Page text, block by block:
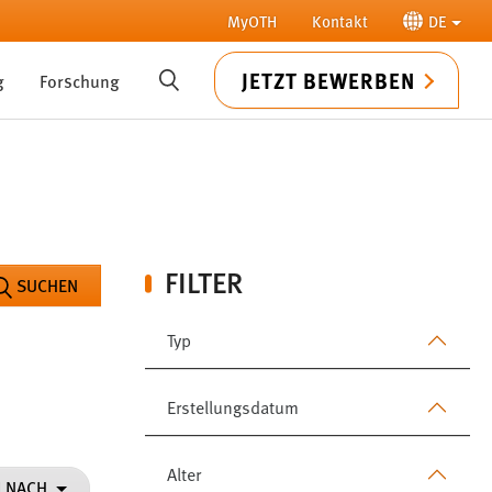
MyOTH Kontakt DE
Forschung SUCHE JETZT BEWERBEN
FILTER
Typ
Erstellungsdatum
Alter
SUCHEN